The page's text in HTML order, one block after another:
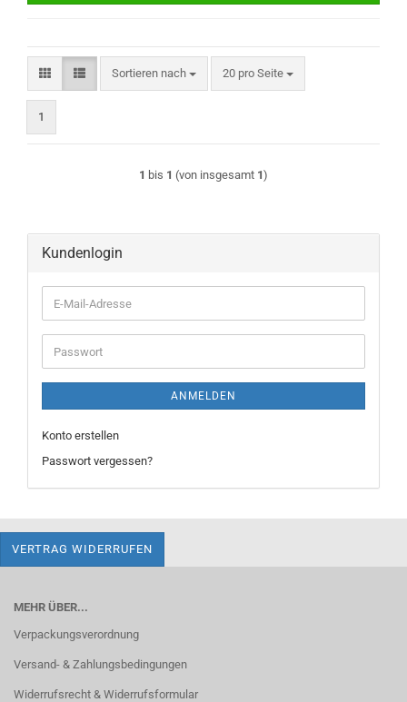
Sortieren nach
Sortieren nach 20 pro Seite
pro Seite
1
1 bis 1 (von insgesamt 1)
Kundenlogin
E-
Mail-
Adresse
Passwort
ANMELDEN
Konto erstellen
Passwort vergessen?
VERTRAG WIDERRUFEN
MEHR ÜBER...
Verpackungsverordnung
Versand- & Zahlungsbedingungen
Widerrufsrecht & Widerrufsformular